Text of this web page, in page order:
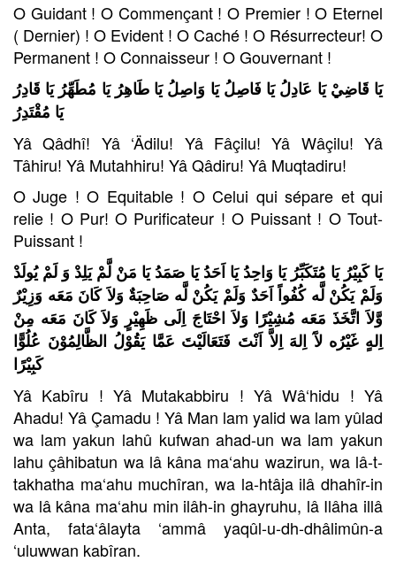
O Guidant ! O Commençant ! O Premier ! O Eternel
( Dernier) ! O Evident ! O Caché ! O Résurrecteur! O
Permanent ! O Connaisseur ! O Gouvernant !
يَا قَاضِيْ يَا عَادِلُ يَا فَاصِلُ يَا وَاصِلُ يَا طَاهِرُ يَا مُطَهِّرُ يَا قَادِرُ
يَا مُقْتَدِرُ
Yâ Qâdhî! Yâ ‘Ädilu! Yâ Fâçilu! Yâ Wâçilu! Yâ
Tâhiru! Yâ Mutahhiru! Yâ Qâdiru! Yâ Muqtadiru!
O Juge ! O Equitable ! O Celui qui sépare et qui
relie ! O Pur! O Purificateur ! O Puissant ! O Tout-
Puissant !
يَا كَبِيْرُ يَا مُتَكَبِّرُ يَا وَاحِدُ يَا اَحَدُ يَا صَمَدُ يَا مَنْ لَّمْ يَلِدْ وَ لَمْ يُولَدْ
وَلَمْ يَكُنْ لَّه كُفُواً اَحَدٌ وَلَمْ يَكُنْ لَّه صَاحِبَةٌ وَلاَ كَانَ مَعَه وَزِيْرٌ
وَّلاَ اتَّخَذَ مَعَه مُشِيْرًا وَلاَ احْتَاجَ اِلَى ظَهِيْرٍ وَلاَ كَانَ مَعَه مِنْ
اِلهٍ غَيْرُه لآَ اِلهَ اِلاَّ اَنْتَ فَتَعَالَيْتَ عَمَّا يَقُوْلُ الظَّالِمُوْنَ عُلُوًّا
كَبِيْرًا
Yâ Kabîru ! Yâ Mutakabbiru ! Yâ Wâ‘hidu ! Yâ
Ahadu! Yâ Çamadu ! Yâ Man lam yalid wa lam yûlad
wa lam yakun lahû kufwan ahad-un wa lam yakun
lahu çâhibatun wa lâ kâna ma‘ahu wazirun, wa lâ-t-
takhatha ma‘ahu muchîran, wa la-htâja ilâ dhahîr-in
wa lâ kâna ma‘ahu min ilâh-in ghayruhu, lâ Ilâha illâ
Anta, fata‘âlayta ‘ammâ yaqûl-u-dh-dhâlimûn-a
‘uluwwan kabîran.